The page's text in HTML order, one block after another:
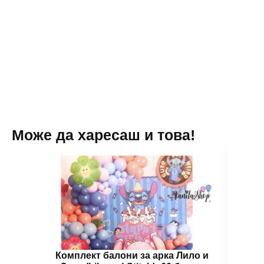
Може да харесаш и това!
Комплект балони за арка Лило и